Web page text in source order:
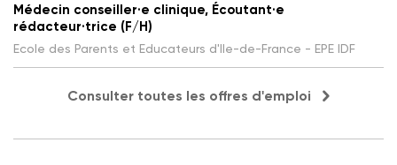
Médecin conseiller·e clinique, Écoutant·e
rédacteur·trice (F/H)
Ecole des Parents et Educateurs d'Ile-de-France - EPE IDF
Consulter toutes les offres d'emploi